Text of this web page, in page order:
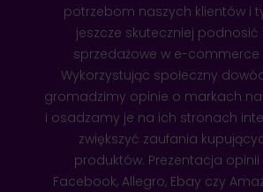
potrzebom naszych klientów i
jeszcze skuteczniej podnosić
sprzedażowe w e-commerce
Wykorzystując społeczny
gromadzimy opinie o markach
i osadzamy je na ich stronach
zwiększyć zaufania
produktów. Prezentacja opinii
Facebook, Allegro, Ebay czy